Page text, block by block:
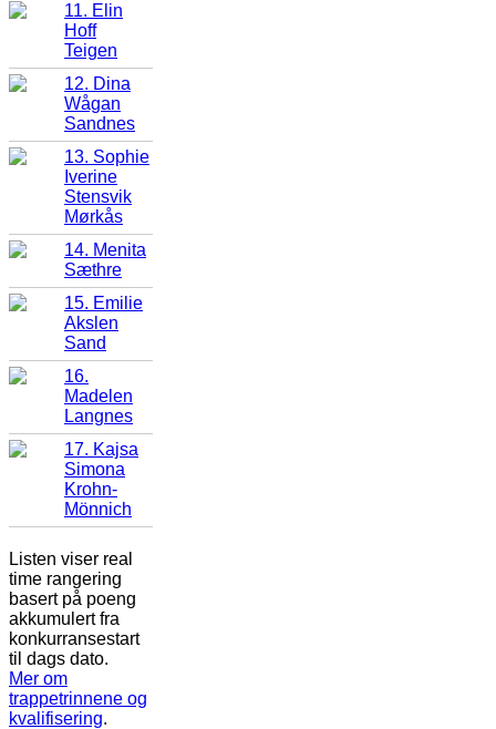
11. Elin
Hoff
Teigen
12. Dina
Wågan
Sandnes
13. Sophie
Iverine
Stensvik
Mørkås
14. Menita
Sæthre
15. Emilie
Akslen
Sand
16.
Madelen
Langnes
17. Kajsa
Simona
Krohn-
Mönnich
Listen viser real
time rangering
basert på poeng
akkumulert fra
konkurransestart
til dags dato.
Mer om
trappetrinnene og
kvalifisering.